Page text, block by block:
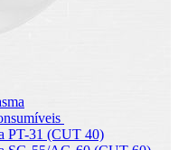
PT-31 (CUT 40)